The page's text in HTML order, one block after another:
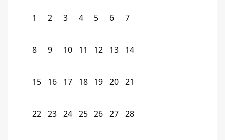
1 2 3 4 5 6 7
8 9 10 11 12 13 14
15 16 17 18 19 20 21
22 23 24 25 26 27 28